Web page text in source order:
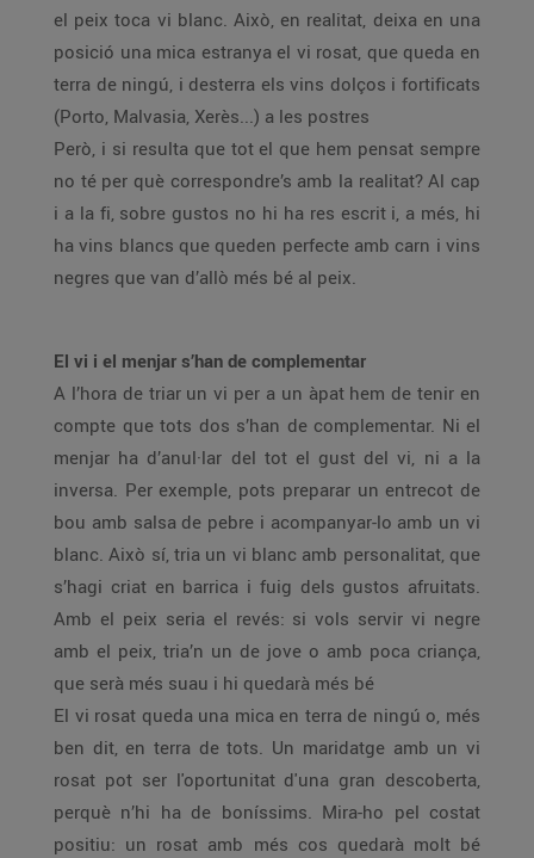
el peix toca vi blanc. Això, en realitat, deixa en una
posició una mica estranya el vi rosat, que queda en
terra de ningú, i desterra els vins dolços i fortificats
(Porto, Malvasia, Xerès...) a les postres
Però, i si resulta que tot el que hem pensat sempre
no té per què correspondre’s amb la realitat? Al cap
i a la fi, sobre gustos no hi ha res escrit i, a més, hi
ha vins blancs que queden perfecte amb carn i vins
negres que van d’allò més bé al peix.
El vi i el menjar s’han de complementar
A l’hora de triar un vi per a un àpat hem de tenir en
compte que tots dos s’han de complementar. Ni el
menjar ha d’anul·lar del tot el gust del vi, ni a la
inversa. Per exemple, pots preparar un entrecot de
bou amb salsa de pebre i acompanyar-lo amb un vi
blanc. Això sí, tria un vi blanc amb personalitat, que
s’hagi criat en barrica i fuig dels gustos afruitats.
Amb el peix seria el revés: si vols servir vi negre
amb el peix, tria’n un de jove o amb poca criança,
que serà més suau i hi quedarà més bé
El vi rosat queda una mica en terra de ningú o, més
ben dit, en terra de tots. Un maridatge amb un vi
rosat pot ser l'oportunitat d'una gran descoberta,
perquè n’hi ha de boníssims. Mira-ho pel costat
positiu: un rosat amb més cos quedarà molt bé